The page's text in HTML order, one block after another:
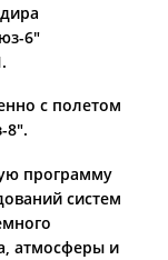
6″
с полетом
программу
систем
атмосфе­ры и